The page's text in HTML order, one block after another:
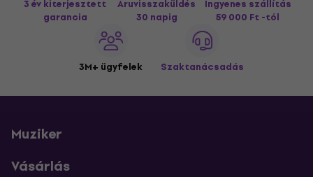
3 év kiterjesztett
garancia
Áruvisszaküldés
30 napig
Ingyenes szállítás
59 000 Ft -tól
3M+ ügyfelek Szaktanácsadás
Muziker
Vásárlás